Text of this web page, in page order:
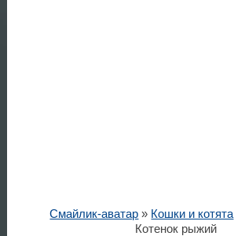
Смайлик-аватар » Кошки и котята
Котенок рыжий